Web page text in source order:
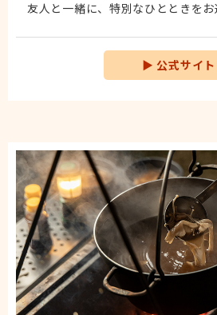
友人と一緒に、特別なひとときをお
▶ 公式サイト